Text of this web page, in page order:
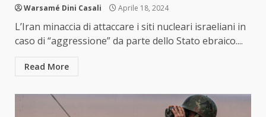
Warsamé Dini Casali Aprile 18, 2024
L’Iran minaccia di attaccare i siti nucleari israeliani in
caso di “aggressione” da parte dello Stato ebraico....
Read More